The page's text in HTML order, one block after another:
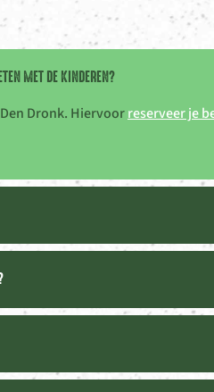
MET DE KINDEREN?
Dronk. Hiervoorreserveer je